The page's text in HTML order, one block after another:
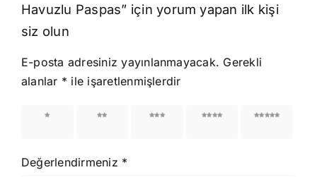
Havuzlu Paspas” için yorum yapan ilk kişi
siz olun
E-posta adresiniz yayınlanmayacak. Gerekli
alanlar * ile işaretlenmişlerdir
2/5
3/5
4/5
5/5
Değerlendirmeniz *